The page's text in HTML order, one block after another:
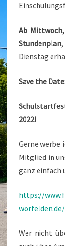
Ab
Stundenplan
Dienstag
Save the Date:
2022!
Gerne werbe
Mitglied in
ganz einfach
https://
Wer nicht